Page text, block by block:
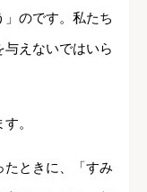
のです。私たち
えないではいら
。
たときに、「すみ